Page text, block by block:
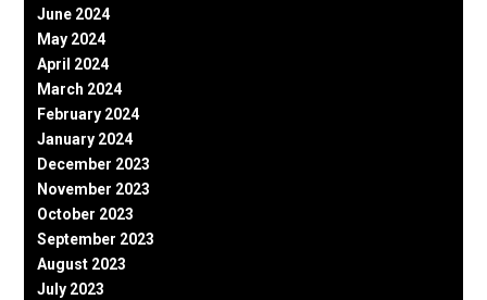
June 2024
May 2024
April 2024
March 2024
February 2024
January 2024
December 2023
November 2023
October 2023
September 2023
August 2023
July 2023